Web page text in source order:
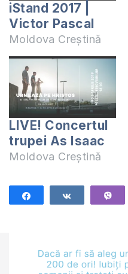
iStand 2017 |
Victor Pascal
Moldova Creștină
LIVE! Concertul
trupei As Isaac
Moldova Creștină